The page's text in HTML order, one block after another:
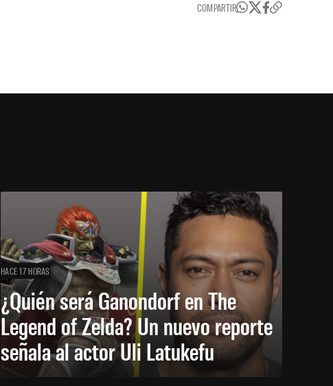
COMPARTIR
HACE 17 HORAS
¿Quién será Ganondorf en The
Legend of Zelda? Un nuevo reporte
señala al actor Uli Latukefu